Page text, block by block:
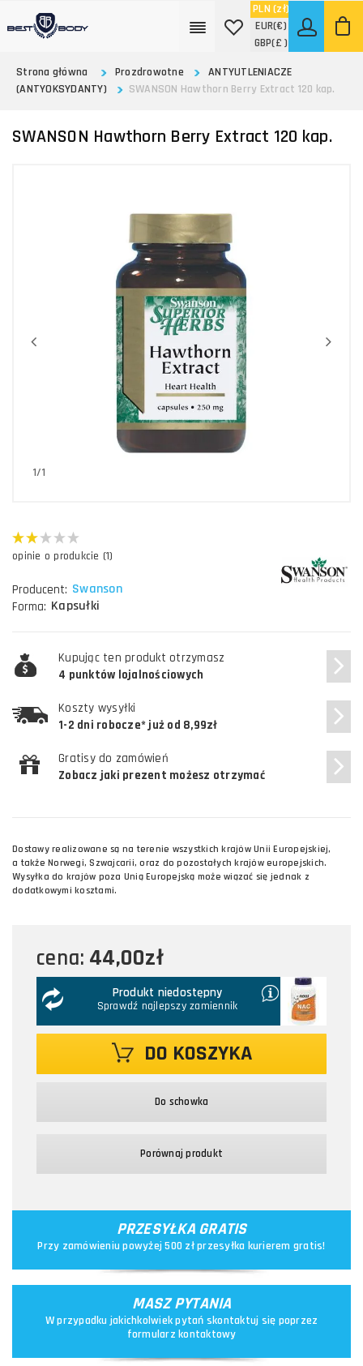
PLN (zł)
EUR(€)
GBP(£ )
Strona główna
Prozdrowotne
ANTYUTLENIACZE
(ANTYOKSYDANTY)
SWANSON Hawthorn Berry Extract 120 kap.
SWANSON Hawthorn Berry Extract 120 kap.
1/1
opinie o produkcie (1)
Producent: Swanson
Forma: Kapsułki
Kupując ten produkt otrzymasz
4 punktów lojalnościowych
Koszty wysyłki
1-2 dni robocze* już od 8,99zł
Gratisy do zamówień
Zobacz jaki prezent możesz otrzymać
Dostawy realizowane są na terenie wszystkich krajów Unii Europejskiej,
a także Norwegi, Szwajcarii, oraz do pozostałych krajów europejskich.
Wysyłka do krajów poza Unią Europejską może wiązać się jednak z
dodatkowymi kosztami.
cena: 44,00zł
Produkt niedostępny
Sprawdź najlepszy zamiennik
DO KOSZYKA
Do schowka
Porównaj produkt
PRZESYŁKA GRATIS
Przy zamówieniu powyżej 500 zł przesyłka kurierem gratis!
MASZ PYTANIA
W przypadku jakichkolwiek pytań skontaktuj się poprzez
formularz kontaktowy